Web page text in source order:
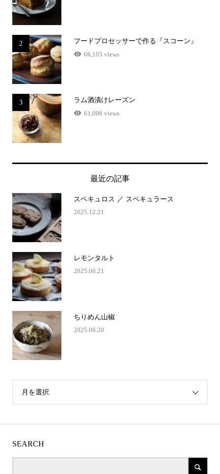
2
フードプロセッサーで作る『スコーン』
66,105 views
3
ラム酒漬けレーズン
61,006 views
最近の記事
スペキュロス ／ スペキュラース
2025.12.21
レモンタルト
2025.06.21
ちりめん山椒
2025.06.20
月を選択
SEARCH